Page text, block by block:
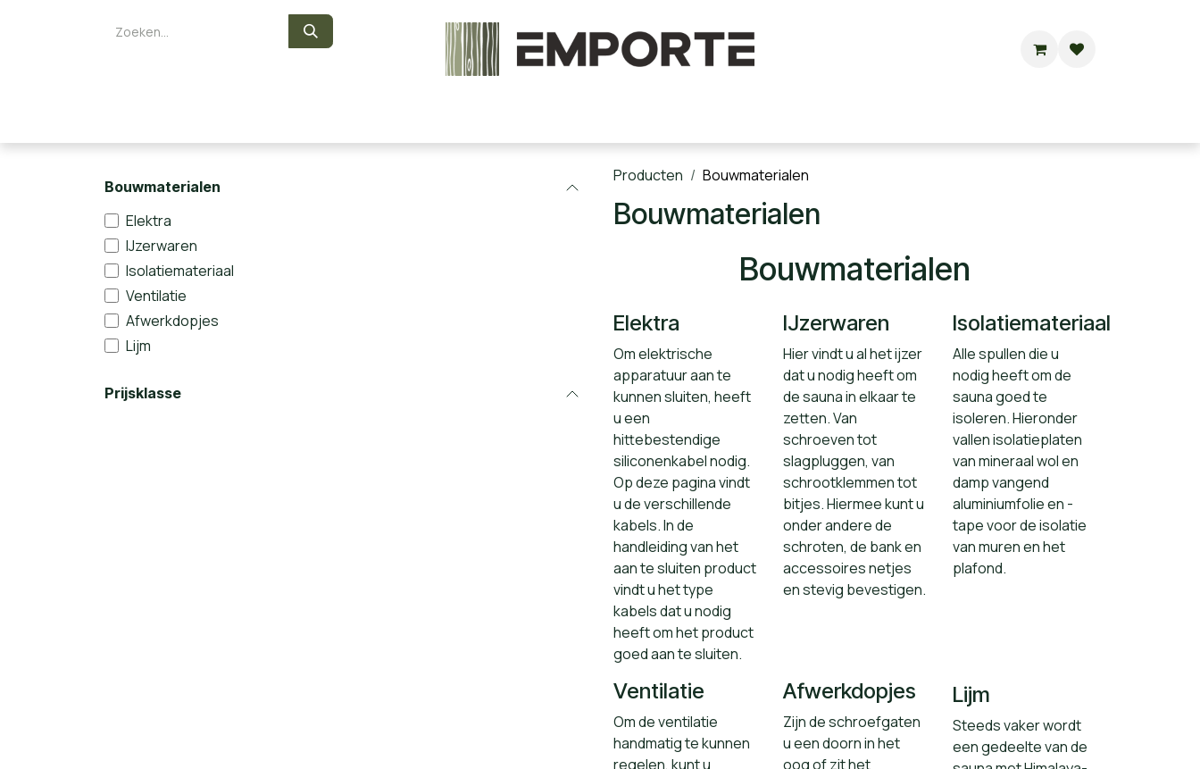
Bouwmaterialen
Elektra
IJzerwaren
Isolatiemateriaal
Ventilatie
Afwerkdopjes
Lijm
Prijsklasse
Producten Bouwmaterialen
Bouwmaterialen
Bouwmaterialen
Elektra
Om elektrische
apparatuur aan te
kunnen sluiten, heeft
u een
hittebestendige
siliconenkabel nodig.
Op deze pagina vindt
u de verschillende
kabels. In de
handleiding van het
aan te sluiten product
vindt u het type
kabels dat u nodig
heeft om het product
goed aan te sluiten.
IJzerwaren
Hier vindt u al het ijzer
dat u nodig heeft om
de sauna in elkaar te
zetten. Van
schroeven tot
slagpluggen, van
schrootklemmen tot
bitjes. Hiermee kunt u
onder andere de
schroten, de bank en
accessoires netjes
en stevig bevestigen.
Isolatiemateriaal
Alle spullen die u
nodig heeft om de
sauna goed te
isoleren. Hieronder
vallen isolatieplaten
van mineraal wol en
damp vangend
aluminiumfolie en -
tape voor de isolatie
van muren en het
plafond.
Ventilatie
Om de ventilatie
handmatig te kunnen
regelen, kunt u
Afwerkdopjes
Zijn de schroefgaten
u een doorn in het
oog of zit het
Lijm
Steeds vaker wordt
een gedeelte van de